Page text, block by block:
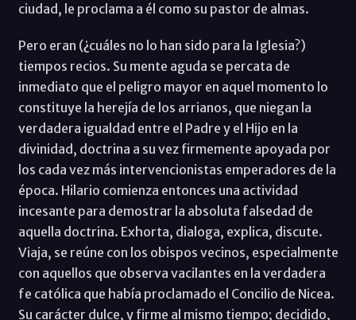
ciudad, le proclama a él como su pastor de almas.
Pero eran (¿cuáles no lo han sido para la Iglesia?)
tiempos recios. Su mente aguda se percata de
inmediato que el peligro mayor en aquel momento lo
constituye la herejía de los arrianos, que niegan la
verdadera igualdad entre el Padre y el Hijo en la
divinidad, doctrina a su vez firmemente apoyada por
los cada vez más intervencionistas emperadores de la
época. Hilario comienza entonces una actividad
incesante para demostrar la absoluta falsedad de
aquella doctrina. Exhorta, dialoga, explica, discute.
Viaja, se reúne con los obispos vecinos, especialmente
con aquellos que observa vacilantes en la verdadera
fe católica que había proclamado el Concilio de Nicea.
Su carácter dulce, y firme al mismo tiempo; decidido,